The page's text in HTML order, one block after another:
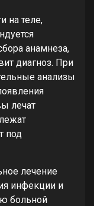
на теле,
анамнеза,
диагноз. При
анализы
лечат
под
лечение
инфекции и
больной